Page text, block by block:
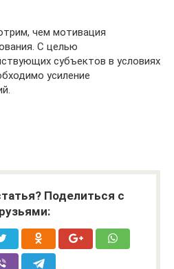
чем мотивация
С целью
субъектов в условиях
усиление
Поделиться с